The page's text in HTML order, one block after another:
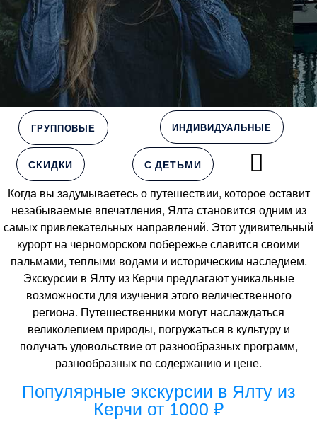
ГРУППОВЫЕ ИНДИВИДУАЛЬНЫЕ
СКИДКИ С ДЕТЬМИ
Когда вы задумываетесь о путешествии, которое оставит
незабываемые впечатления, Ялта становится одним из
самых привлекательных направлений. Этот удивительный
курорт на черноморском побережье славится своими
пальмами, теплыми водами и историческим наследием.
Экскурсии в Ялту из Керчи предлагают уникальные
возможности для изучения этого величественного
региона. Путешественники могут наслаждаться
великолепием природы, погружаться в культуру и
получать удовольствие от разнообразных программ,
разнообразных по содержанию и цене.
Популярные экскурсии в Ялту из
Керчи от 1000 ₽